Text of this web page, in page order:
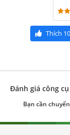
Thích
Đánh giá công
Bạn cần